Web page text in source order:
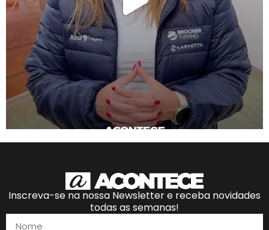
Inscreva-se na nossa Newsletter e receba novidades
todas as semanas!